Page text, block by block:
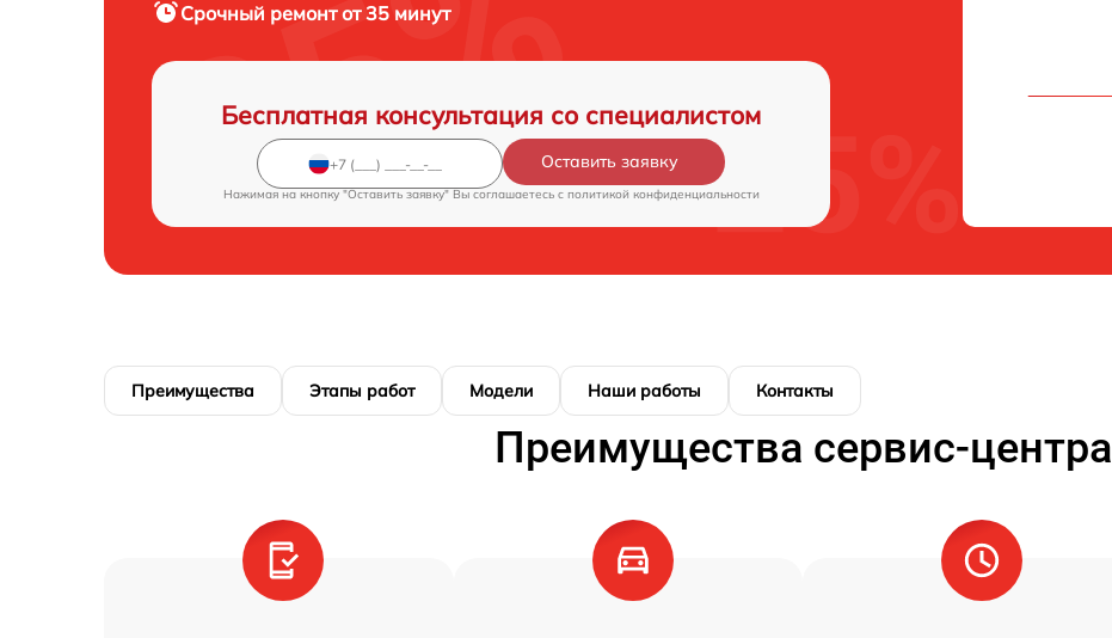
Срочный ремонтот 35 минут
Бесплатная консультация со специалистом
Оставить заявку
Нажимая на кнопку "Оставить заявку" Вы соглашаетесь c политикой конфиденциальности
Преимущества Этапы работ Модели Наши работы Контакты
Преимущества сервис-центра